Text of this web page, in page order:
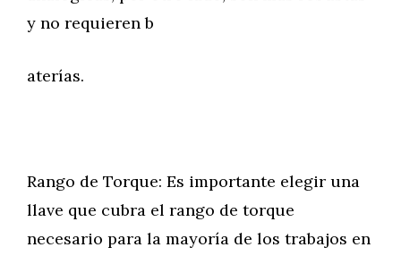
y no requieren b
aterías.
Rango de Torque: Es importante elegir una
llave que cubra el rango de torque
necesario para la mayoría de los trabajos en